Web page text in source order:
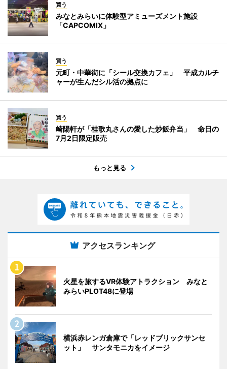
買う
みなとみらいに体験型アミューズメント施設
「CAPCOMIX」
買う
元町・中華街に「シール交換カフェ」 平成カルチ
ャーが生んだシル活の拠点に
買う
崎陽軒が「桂歌丸さんの愛した炒飯弁当」 命日の
7月2日限定販売
もっと見る
アクセスランキング
火星を旅するVR体験アトラクション みなと
みらいPLOT48に登場
横浜赤レンガ倉庫で「レッドブリックサンセ
ット」 サンタモニカをイメージ